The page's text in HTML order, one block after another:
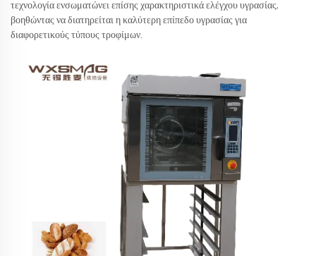
τεχνολογία ενσωματώνει επίσης χαρακτηριστικά ελέγχου υγρασίας,
βοηθώντας να διατηρείται η καλύτερη επίπεδο υγρασίας για
διαφορετικούς τύπους τροφίμων.